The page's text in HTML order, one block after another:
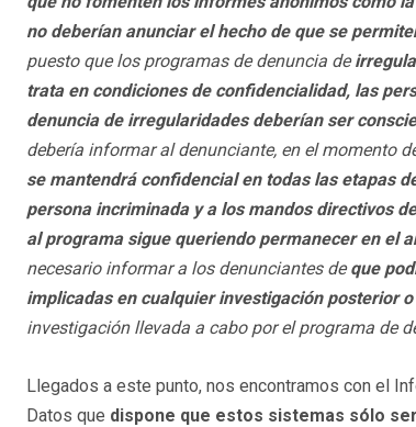
no deberían anunciar el hecho de que se
puesto que los programas de denuncia de
trata en condiciones de confidencialidad, las
denuncia de irregularidades deberían ser
debería informar al denunciante, en el momento
se mantendrá confidencial en todas las etapas
persona incriminada y a los mandos directivos
al programa sigue queriendo permanecer en el
necesario informar a los denunciantes deque
implicadas en cualquier investigación posterior
investigación llevada a cabo por el programa de
Llegados a este punto, nos encontramos con el
Datos que dispone que estos sistemas sólo